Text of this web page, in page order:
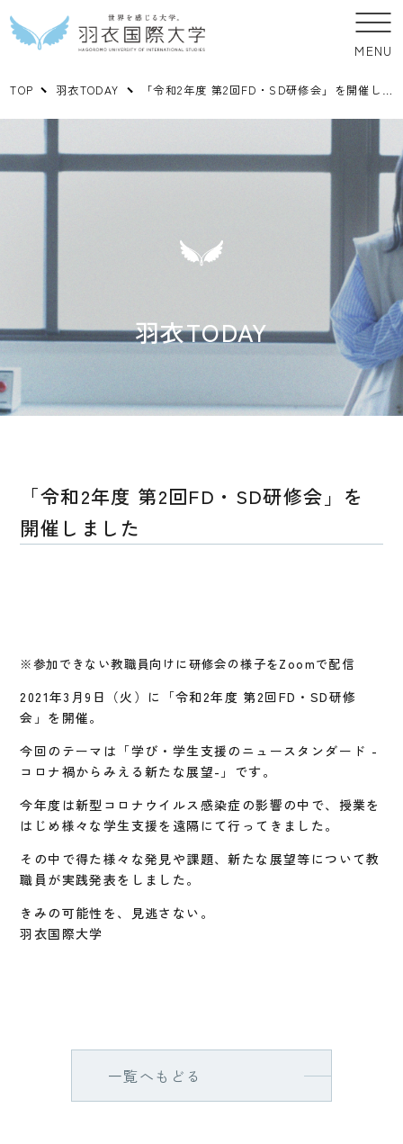
MENU
TOP 羽衣TODAY 「令和2年度 第2回FD・SD研修会」を開催しました
羽衣TODAY
「令和2年度 第2回FD・SD研修会」を
開催しました
※参加できない教職員向けに研修会の様子をZoomで配信
2021年3月9日（火）に「令和2年度 第2回FD・SD研修
会」を開催。
今回のテーマは「学び・学生支援のニュースタンダード -
コロナ禍からみえる新たな展望-」です。
今年度は新型コロナウイルス感染症の影響の中で、授業を
はじめ様々な学生支援を遠隔にて行ってきました。
その中で得た様々な発見や課題、新たな展望等について教
職員が実践発表をしました。
きみの可能性を、見逃さない。
羽衣国際大学
一覧へもどる